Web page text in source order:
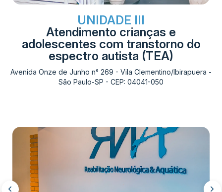
UNIDADE III
Atendimento crianças e
adolescentes com transtorno do
espectro autista (TEA)
Avenida Onze de Junho n° 269 - Vila Clementino/Ibirapuera -
São Paulo-SP - CEP: 04041-050